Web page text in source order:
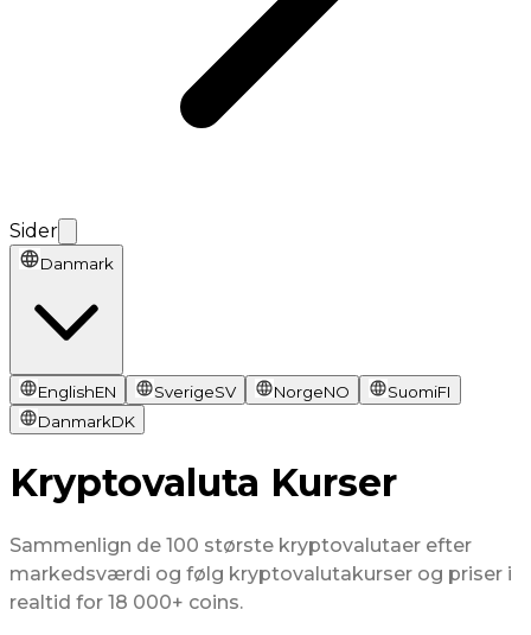
Sider
Danmark
EnglishEN SverigeSV NorgeNO SuomiFI
DanmarkDK
Kryptovaluta Kurser
Sammenlign de 100 største kryptovalutaer efter
markedsværdi og følg kryptovalutakurser og priser i
realtid for 18 000+ coins.